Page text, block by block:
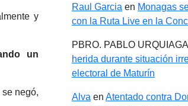
y
un
negó,
Raul Garcia en Monagas
con la Ruta Live en la
PBRO. PABLO URQUIAGA
herida durante situación
electoral de Maturín
Alva en Atentado contra